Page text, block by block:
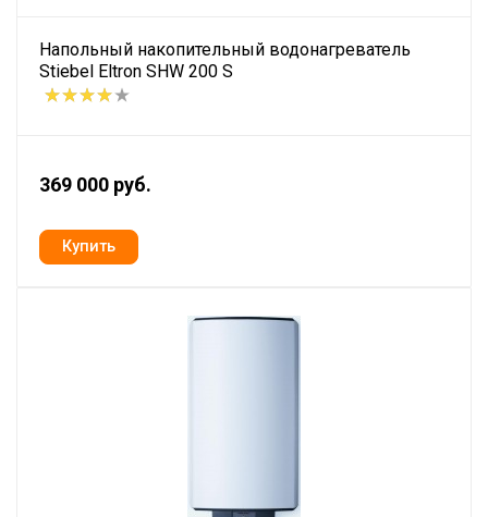
Напольный накопительный водонагреватель
Stiebel Eltron SHW 200 S
369 000 руб.